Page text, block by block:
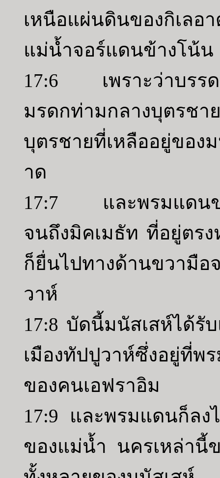
เหนือแผ่นดินของกิเ
แม่น้ำจอร์แดนข้างโน้น
17:6 เพราะว่าบรรด
มรดกท่ามกลางบุตรช
บุตรชายที่เหลืออยู่ของ
าด
17:7 และพรมแดนขอ
จนถึงมิคเมธัท ที่อยู่ตร
ก็ยื่นไปทางด้านขวามือ
วาห์
17:8 บัดนี้มนัสเสห์ได้รั
เมืองทัปปูวาห์ซึ่งอยู่ที่พ
ของคนเอฟราอิม
17:9 และพรมแดนก็ล
ของแม่น้ำ นครเหล่านี้